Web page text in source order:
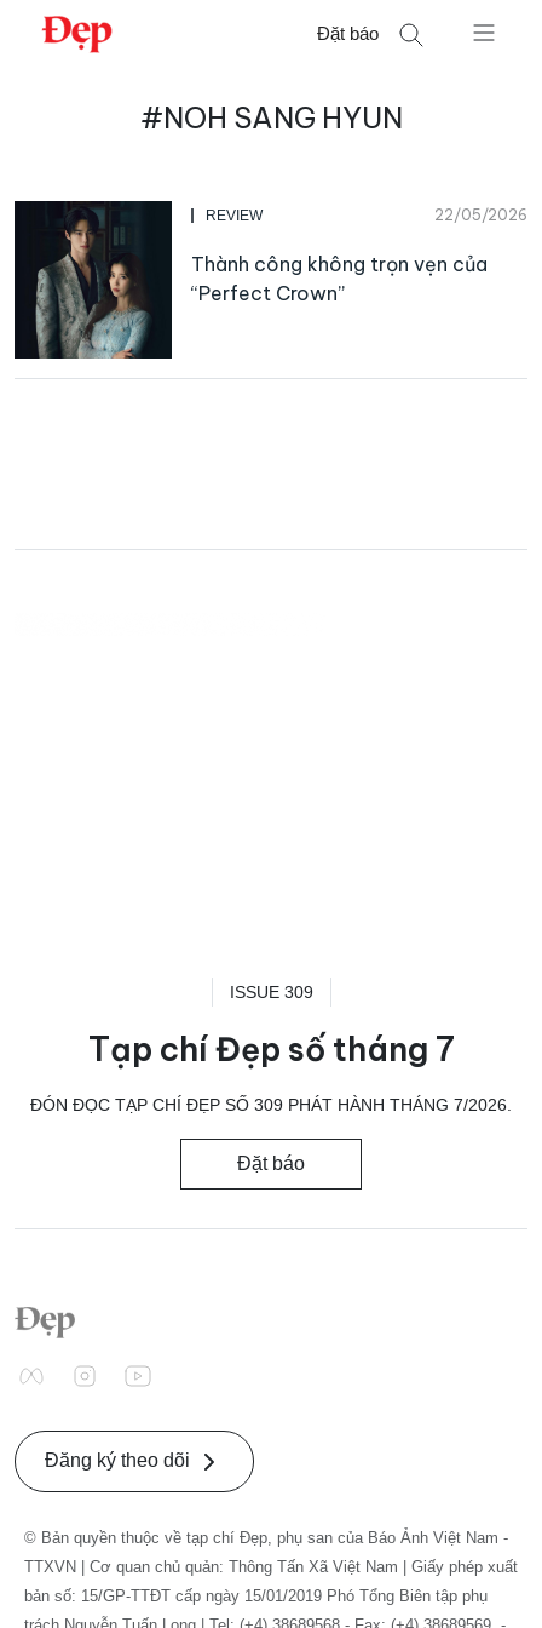
Chuyển
Đặt báo
#NOH SANG HYUN
REVIEW 22/05/2026
Thành công không trọn vẹn của
“Perfect Crown”
ISSUE 309
Tạp chí Đẹp số tháng 7
ĐÓN ĐỌC TẠP CHÍ ĐẸP SỐ 309 PHÁT HÀNH THÁNG 7/2026.
Đặt báo
Đăng ký theo dõi
© Bản quyền thuộc về tạp chí Đẹp, phụ san của Báo Ảnh Việt Nam -
TTXVN | Cơ quan chủ quản: Thông Tấn Xã Việt Nam | Giấy phép xuất
bản số: 15/GP-TTĐT cấp ngày 15/01/2019 Phó Tổng Biên tập phụ